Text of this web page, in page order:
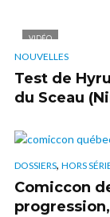
VIDÉO
NOUVELLES
Test de
du Sceau
DOSSIERS, HORS
Comiccon